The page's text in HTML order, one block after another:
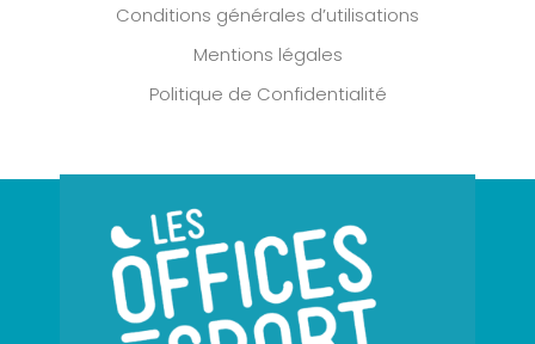
Conditions générales d’utilisations
Mentions légales
Politique de Confidentialité